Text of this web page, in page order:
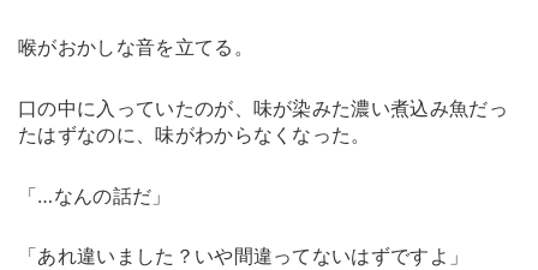
喉がおかしな音を立てる。
口の中に入っていたのが、味が染みた濃い煮込み魚だっ
たはずなのに、味がわからなくなった。
「…なんの話だ」
「あれ違いました？いや間違ってないはずですよ」